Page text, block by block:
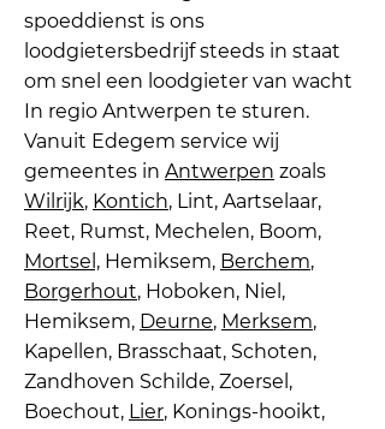
spoeddienst is ons
loodgietersbedrijf steeds in staat
om snel een loodgieter van wacht
In regio Antwerpen te sturen.
Vanuit Edegem service wij
gemeentes in Antwerpen zoals
Wilrijk, Kontich, Lint, Aartselaar,
Reet, Rumst, Mechelen, Boom,
Mortsel, Hemiksem, Berchem,
Borgerhout, Hoboken, Niel,
Hemiksem, Deurne, Merksem,
Kapellen, Brasschaat, Schoten,
Zandhoven Schilde, Zoersel,
Boechout, Lier, Konings-hooikt,